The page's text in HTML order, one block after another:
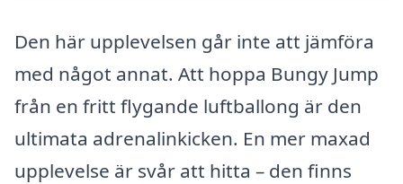
Den här upplevelsen går inte att jämföra
med något annat. Att hoppa Bungy Jump
från en fritt flygande luftballong är den
ultimata adrenalinkicken. En mer maxad
upplevelse är svår att hitta – den finns